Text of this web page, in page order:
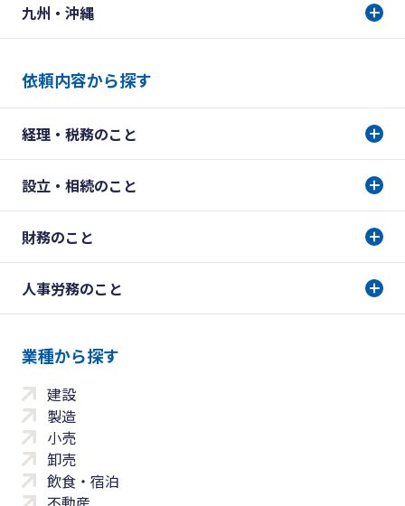
九州・沖縄
依頼内容から探す
経理・税務のこと
設立・相続のこと
財務のこと
人事労務のこと
業種から探す
建設
製造
小売
卸売
飲食・宿泊